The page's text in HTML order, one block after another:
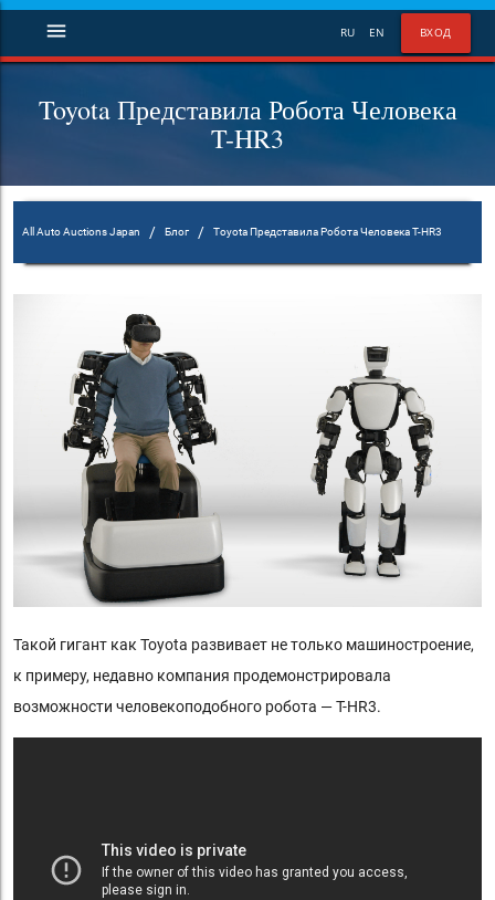
ВХОД
RU EN
menu
Toyota Представила Робота Человека
T-HR3
All Auto Auctions Japan / Блог / Toyota Представила Робота Человека T-HR3
Такой гигант как Toyota развивает не только машиностроение,
к примеру, недавно компания продемонстрировала
возможности человекоподобного робота — T-HR3.